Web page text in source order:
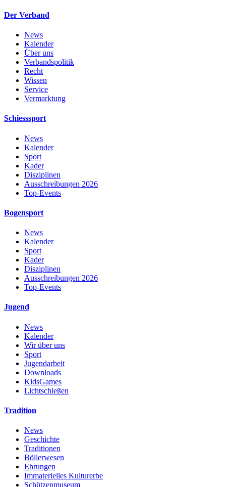
Der Verband
News
Kalender
Über uns
Verbandspolitik
Recht
Wissen
Service
Vermarktung
Schiesssport
News
Kalender
Sport
Kader
Disziplinen
Ausschreibungen 2026
Top-Events
Bogensport
News
Kalender
Sport
Kader
Disziplinen
Ausschreibungen 2026
Top-Events
Jugend
News
Kalender
Wir über uns
Sport
Jugendarbeit
Downloads
KidsGames
Lichtschießen
Tradition
News
Geschichte
Traditionen
Böllerwesen
Ehrungen
Immaterielles Kulturerbe
Schützenmuseum